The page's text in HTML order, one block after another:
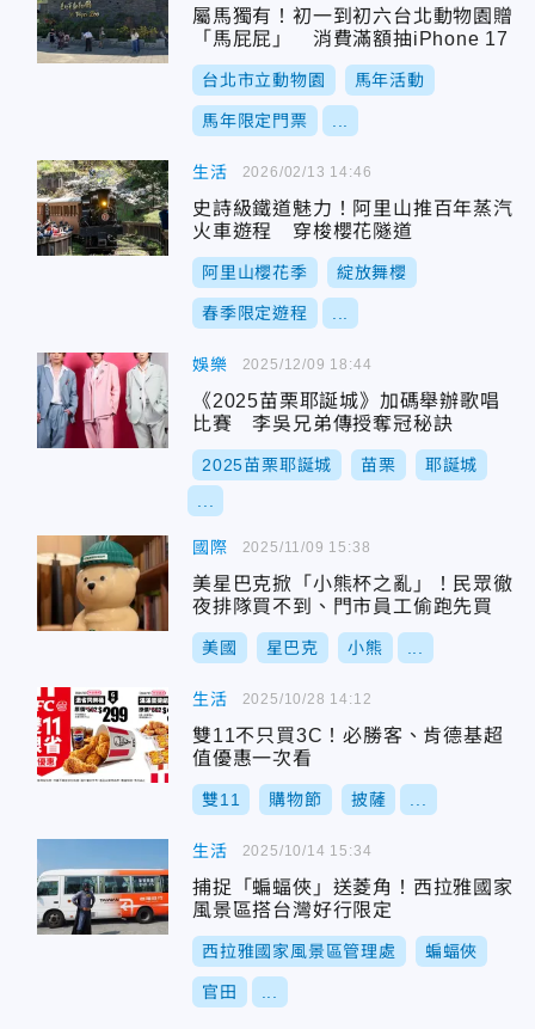
屬馬獨有！初一到初六台北動物園贈
「馬屁屁」 消費滿額抽iPhone 17
台北市立動物園 馬年活動
馬年限定門票
生活
史詩級鐵道魅力！阿里山推百年蒸汽
火車遊程 穿梭櫻花隧道
阿里山櫻花季 綻放舞櫻
春季限定遊程
2026/02/13 14:46
娛樂
《2025苗栗耶誕城》加碼舉辦歌唱
比賽 李吳兄弟傳授奪冠秘訣
2025苗栗耶誕城 苗栗 耶誕城
2025/12/09 18:44
國際
美星巴克掀「小熊杯之亂」！民眾徹
夜排隊買不到、門市員工偷跑先買
美國 星巴克 小熊
2025/11/09 15:38
生活
雙11不只買3C！必勝客、肯德基超
值優惠一次看
雙11 購物節 披薩
2025/10/28 14:12
生活
捕捉「蝙蝠俠」送菱角！西拉雅國家
風景區搭台灣好行限定
西拉雅國家風景區管理處 蝙蝠俠
官田
2025/10/14 15:34